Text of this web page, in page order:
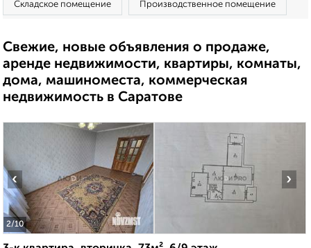
Складское помещение Производственное помещение
Свежие, новые объявления о продаже,
аренде недвижимости, квартиры, комнаты,
дома, машиноместа, коммерческая
недвижимость в Саратове
2/10
‹ ›